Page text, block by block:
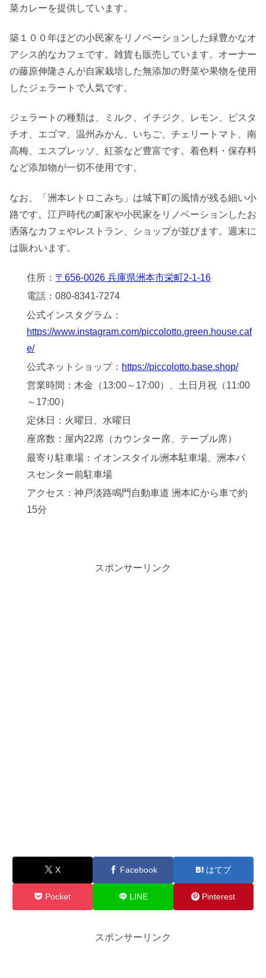
菜カレーを提供しています。
築１００年ほどの小民家をリノベーションした緑豊かなオ
アシス的なカフェです。雑貨も販売しています。オーナー
の藤原伸隆さんが自家栽培した無添加の野菜や果物を使用
したジェラートで人気です。
ジェラートの種類は、ミルク、イチジク、レモン、ピスタ
チオ、エゴマ、温州みかん、いちご、チェリートマト、南
高梅、エスプレッソ、紅茶など豊富です。着色料・保存料
など添加物が一切不使用です。
なお、「洲本レトロこみち」は城下町の風情が残る細い小
路です。江戸時代の町家や小民家をリノベーションしたお
洒落なカフェやレストラン、ショップが並びます。週末に
は賑わいます。
住所： 〒656-0026 兵庫県洲本市栄町2-1-16
電話：080-8341-7274
公式インスタグラム：
https://www.instagram.com/piccolotto.green.house.caf
e/
公式ネットショップ： https://piccolotto.base.shop/
営業時間：木金（13:00～17:00）、土日月祝（11:00
～17:00）
定休日：火曜日、水曜日
座席数：屋内22席（カウンター席、テーブル席）
最寄り駐車場：イオンスタイル洲本駐車場、洲本バ
スセンター前駐車場
アクセス：神戸淡路鳴門自動車道 洲本ICから車で約
15分
スポンサーリンク
X Facebook はてブ
Pocket LINE Pinterest
スポンサーリンク